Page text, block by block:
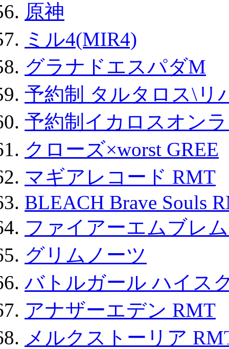
原神
ミル4(MIR4)
グラナドエスパダM
予約制 タルタロス\リ
予約制イカロスオン
クローズ×worst GREE
マギアレコード RMT
BLEACH Brave Souls
ファイアーエムブレ
グリムノーツ
バトルガール ハイス
アナザーエデン RMT
メルクストーリア